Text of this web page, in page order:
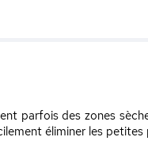
parfois des zones
éliminer les